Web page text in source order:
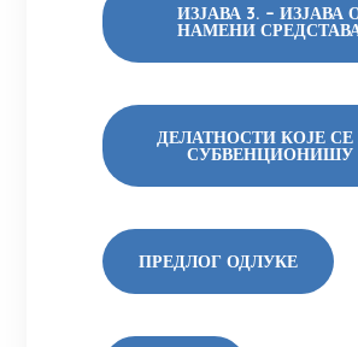
ИЗЈАВА 3. – ИЗЈАВА
НАМЕНИ
ДЕЛАТНОСТИ КОЈЕ СЕ
СУБВЕНЦИОНИШУ
ПРЕДЛОГ ОДЛУКЕ